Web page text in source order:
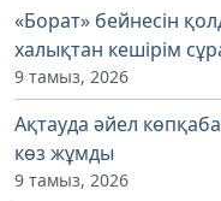
«Борат» бейнесін
халықтан кешірім
9 тамыз, 2026
Ақтауда әйел
көз жұмды
9 тамыз, 2026